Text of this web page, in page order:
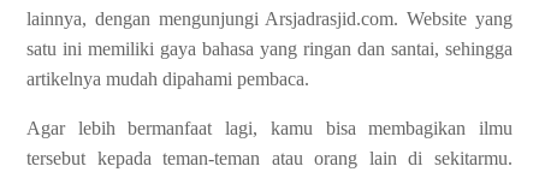
lainnya, dengan mengunjungi Arsjadrasjid.com. Website yang
satu ini memiliki gaya bahasa yang ringan dan santai, sehingga
artikelnya mudah dipahami pembaca.
Agar lebih bermanfaat lagi, kamu bisa membagikan ilmu
tersebut kepada teman-teman atau orang lain di sekitarmu.